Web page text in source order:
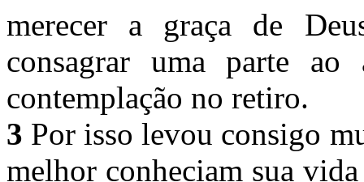
merecer a graça de
consagrar uma parte
contemplação no retiro.
3 Por isso levou consigo
melhor conheciam sua